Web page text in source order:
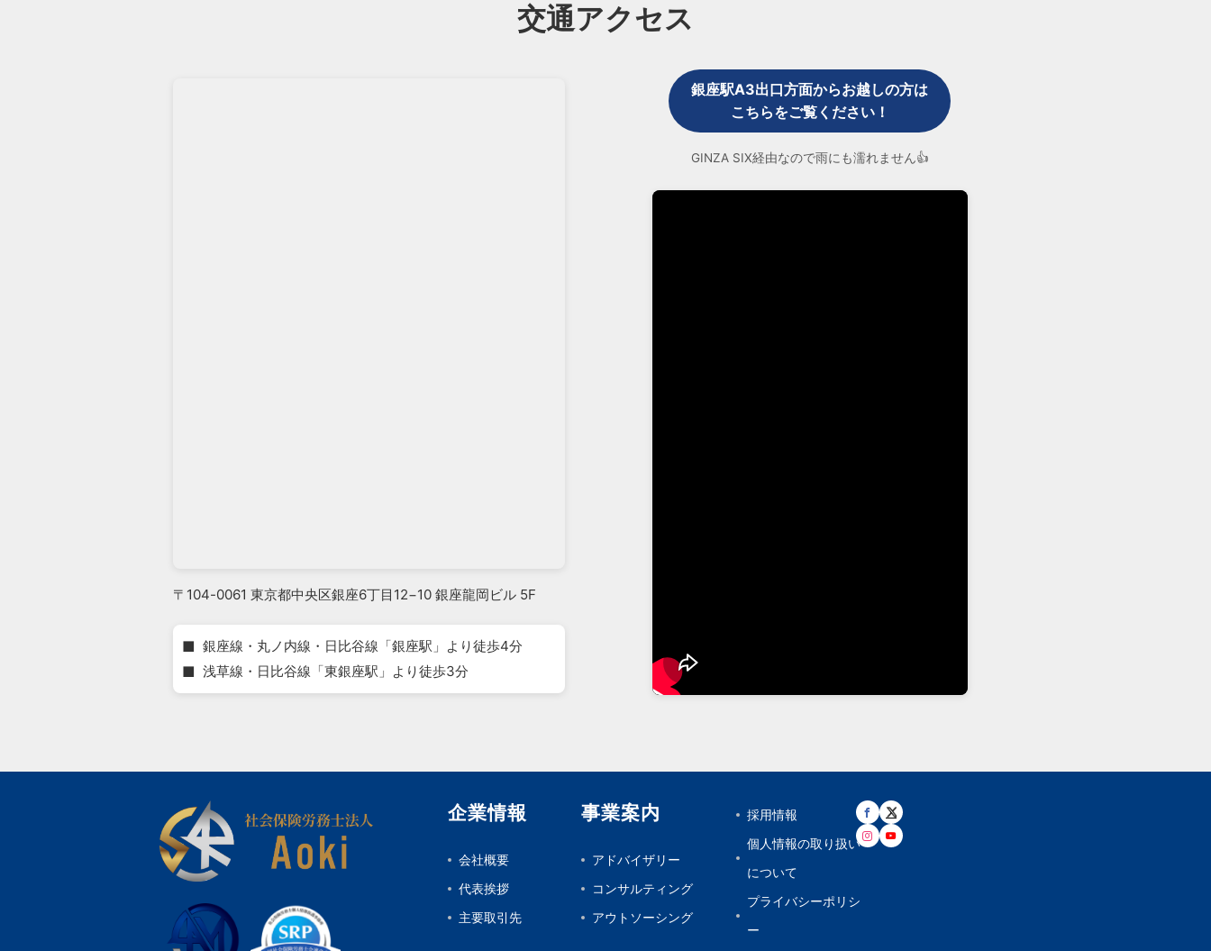
交通アクセス
〒104-0061 東京都中央区銀座6丁目12−10 銀座龍岡ビル 5F
■ 銀座線・丸ノ内線・日比谷線「銀座駅」より徒歩4分
■ 浅草線・日比谷線「東銀座駅」より徒歩3分
銀座駅A3出口方面からお越しの方は
こちらをご覧ください！
GINZA SIX経由なので雨にも濡れません👍
企業情報
会社概要
代表挨拶
主要取引先
事業案内
アドバイザリー
コンサルティング
アウトソーシング
採用情報
個人情報の取り扱い
について
プライバシーポリシ
ー